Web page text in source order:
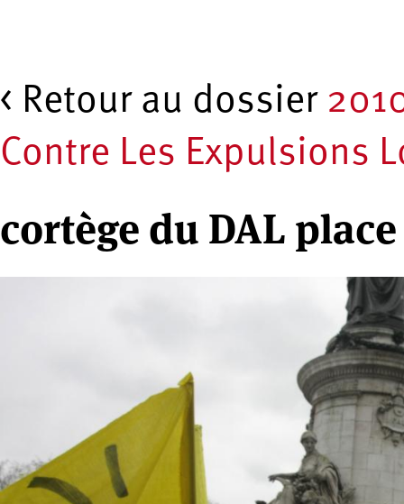
< Retour au dossier
Contre Les Expulsions
cortège du DAL